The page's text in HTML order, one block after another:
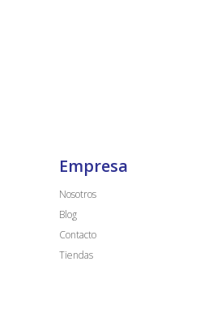
Empresa
Nosotros
Blog
Contacto
Tiendas